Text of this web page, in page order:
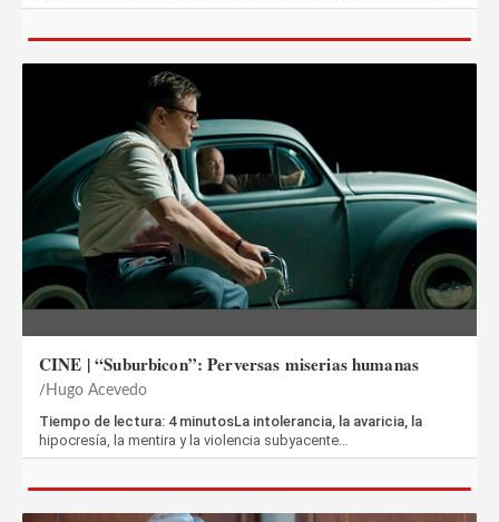
CINE | “Suburbicon”: Perversas miserias humanas
Hugo Acevedo
Tiempo de lectura: 4 minutosLa intolerancia, la avaricia, la
hipocresía, la mentira y la violencia subyacente…